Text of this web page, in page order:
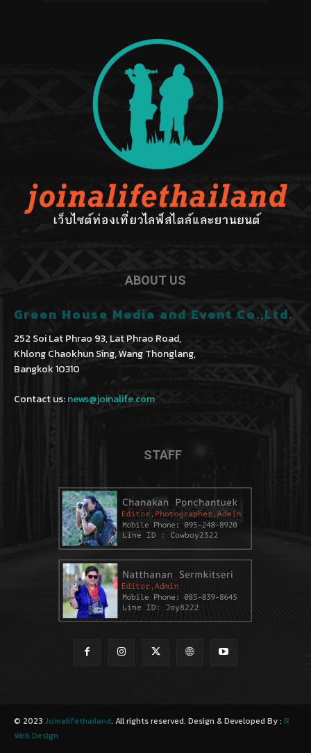
ABOUT US
Green House Media and Event Co.,Ltd.
252 Soi Lat Phrao 93, Lat Phrao Road,
Khlong Chaokhun Sing, Wang Thonglang,
Bangkok 10310
Contact us:news@joinalife.com
STAFF
© 2023 Joinalifethailand. All rights reserved. Design & Developed By : R
Web Design